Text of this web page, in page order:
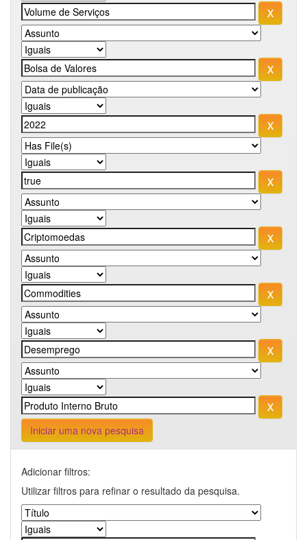
Iniciar uma nova pesquisa
Adicionar filtros:
Utilizar filtros para refinar o resultado da pesquisa.